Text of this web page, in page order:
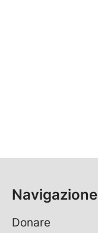
Navigazione
Donare